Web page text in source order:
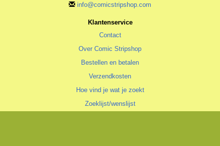
info@comicstripshop.com
Klantenservice
Contact
Over Comic Stripshop
Bestellen en betalen
Verzendkosten
Hoe vind je wat je zoekt
Zoeklijst/wenslijst